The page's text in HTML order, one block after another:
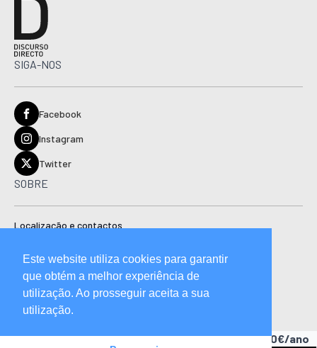
SIGA-NOS
Facebook
Instagram
Twitter
SOBRE
Localização e contactos
Ficha técnica
Manual de boas práticas editoriais e código de conduta
Descubra as vantagens de ser assinante.A partir de 15,90€/ano
Este website utiliza cookies para garantir
que obtém a melhor experiência de
utilização. Ao prosseguir aceita a sua
utilização.